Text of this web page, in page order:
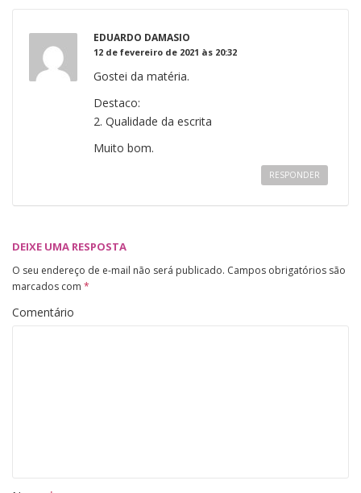
EDUARDO DAMASIO
12 de fevereiro de 2021 às 20:32
Gostei da matéria.
Destaco:
2. Qualidade da escrita
Muito bom.
RESPONDER
DEIXE UMA RESPOSTA
O seu endereço de e-mail não será publicado. Campos obrigatórios são
marcados com *
Comentário